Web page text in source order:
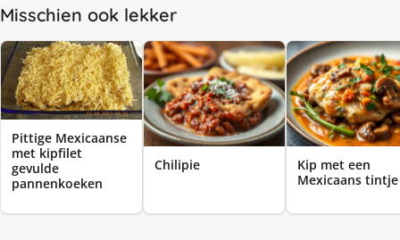
Misschien ook lekker
Pittige Mexicaanse
met kipfilet
gevulde
pannenkoeken
Chilipie
Kip met een
Mexicaans tintje